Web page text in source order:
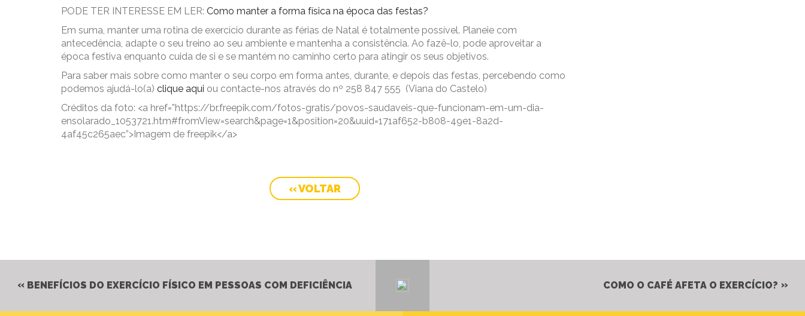
PODE TER INTERESSE EM LER: Como manter a forma física na época das festas?
Em suma, manter uma rotina de exercício durante as férias de Natal é totalmente possível. Planeie com
antecedência, adapte o seu treino ao seu ambiente e mantenha a consistência. Ao fazê-lo, pode aproveitar a
época festiva enquanto cuida de si e se mantém no caminho certo para atingir os seus objetivos.
Para saber mais sobre como manter o seu corpo em forma antes, durante, e depois das festas, percebendo como
podemos ajudá-lo(a) clique aqui ou contacte-nos através do nº 258 847 555 (Viana do Castelo)
Créditos da foto: <a href=”https://br.freepik.com/fotos-gratis/povos-saudaveis-que-funcionam-em-um-dia-
ensolarado_1053721.htm#fromView=search&page=1&position=20&uuid=171af652-b808-49e1-8a2d-
4af45c265aec”>Imagem de freepik</a>
« VOLTAR
COMO O CAFÉ AFETA O EXERCÍCIO?
BENEFÍCIOS DO EXERCÍCIO FÍSICO EM PESSOAS COM DEFICIÊNCIA